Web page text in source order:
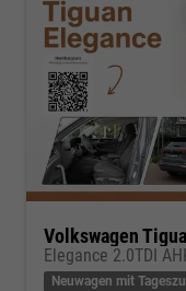
Volkswagen
Elegance 2.0TDI
Neuwagen mit